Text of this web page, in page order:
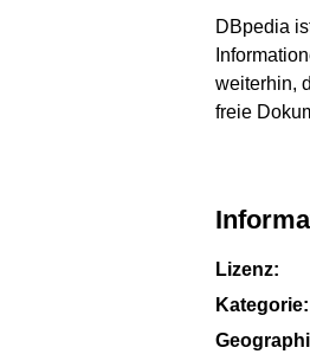
DBpedia
weiterhin,
freie
Lizenz:
Kategorie: